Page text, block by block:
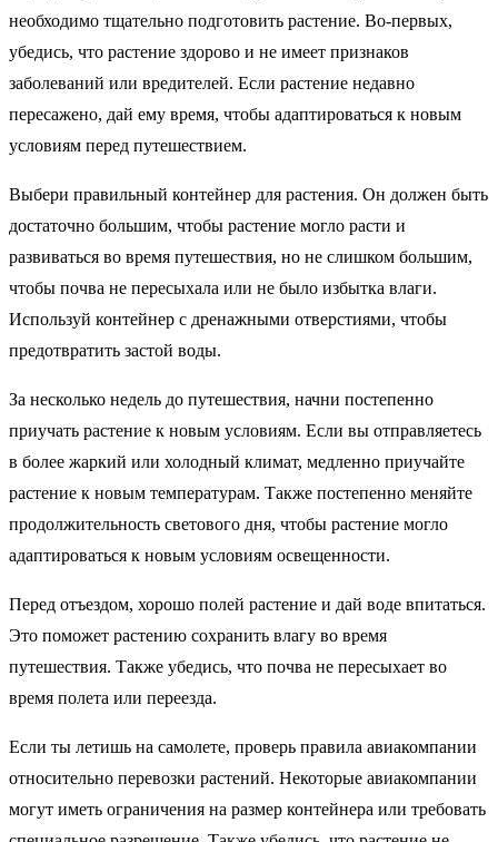
необходимо тщательно подготовить растение. Во-первых,
убедись, что растение здорово и не имеет признаков
заболеваний или вредителей. Если растение недавно
пересажено, дай ему время, чтобы адаптироваться к новым
условиям перед путешествием.
Выбери правильный контейнер для растения. Он должен быть
достаточно большим, чтобы растение могло расти и
развиваться во время путешествия, но не слишком большим,
чтобы почва не пересыхала или не было избытка влаги.
Используй контейнер с дренажными отверстиями, чтобы
предотвратить застой воды.
За несколько недель до путешествия, начни постепенно
приучать растение к новым условиям. Если вы отправляетесь
в более жаркий или холодный климат, медленно приучайте
растение к новым температурам. Также постепенно меняйте
продолжительность светового дня, чтобы растение могло
адаптироваться к новым условиям освещенности.
Перед отъездом, хорошо полей растение и дай воде впитаться.
Это поможет растению сохранить влагу во время
путешествия. Также убедись, что почва не пересыхает во
время полета или переезда.
Если ты летишь на самолете, проверь правила авиакомпании
относительно перевозки растений. Некоторые авиакомпании
могут иметь ограничения на размер контейнера или требовать